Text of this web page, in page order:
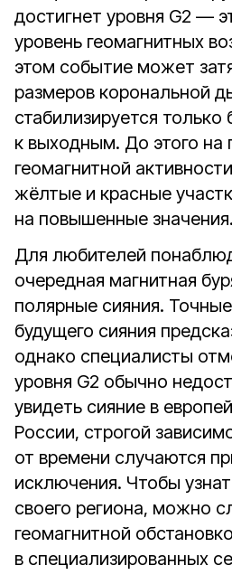
достигнет уровня G2 —
уровень геомагнитных
этом событие может
размеров корональной
стабилизируется
к выходным. До этого на
геомагнитной
жёлтые и красные
на повышенные значения.
Для любителей
очередная магнитная
полярные сияния.
будущего сияния
однако специалисты
уровня G2 обычно
увидеть сияние в
России, строгой
от времени случаются
исключения. Чтобы
своего региона, можно
геомагнитной
в специализированных